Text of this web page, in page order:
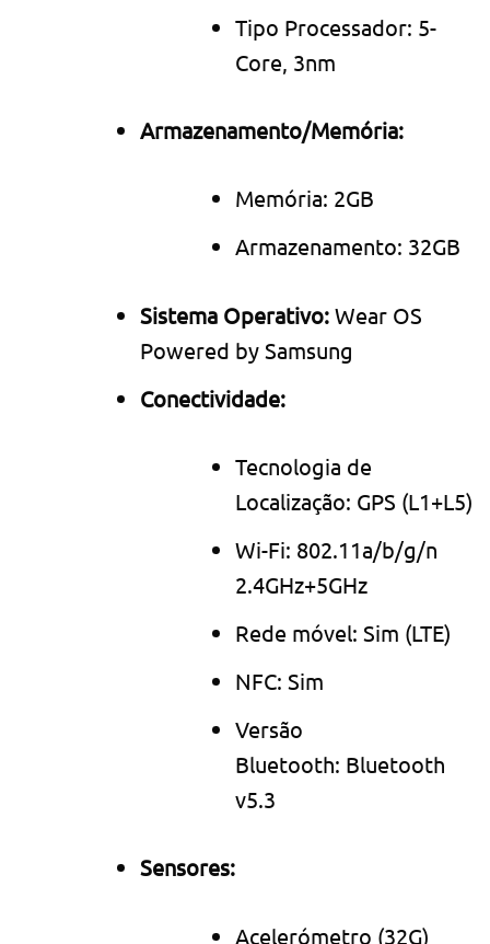
Tipo Processador: 5-
Core, 3nm
Armazenamento/Memória:
Memória: 2GB
Armazenamento: 32GB
Sistema Operativo: Wear OS
Powered by Samsung
Conectividade:
Tecnologia de
Localização: GPS (L1+L5)
Wi-Fi: 802.11a/b/g/n
2.4GHz+5GHz
Rede móvel: Sim (LTE)
NFC: Sim
Versão
Bluetooth: Bluetooth
v5.3
Sensores:
Acelerómetro (32G)